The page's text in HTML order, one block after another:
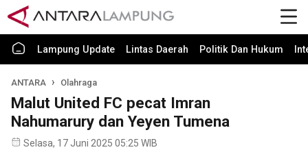
Lampung Update Lintas Daerah Politik Dan Hukum
ANTARA Olahraga
Malut United FC pecat Imran
Nahumarury dan Yeyen Tumena
Selasa, 17 Juni 2025 05:25 WIB